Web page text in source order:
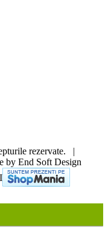
rezervate. |
by End Soft Design